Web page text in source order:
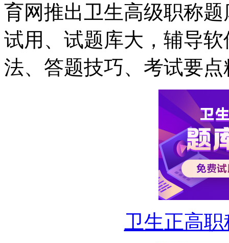
育网推出卫生高级职称
试用、试题库大，辅导
法、答题技巧、考试要点
卫生正高